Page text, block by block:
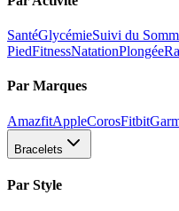
SantéGlycémieSuivi du
PiedFitnessNatationPlongée
Par Marques
AmazfitAppleCorosFitbit
Bracelets
Par Style